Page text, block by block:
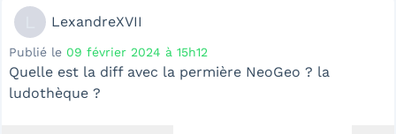
LexandreXVII
Publié le 09 février 2024 à 15h12
Quelle est la diff avec la permière NeoGeo ? la
ludothèque ?